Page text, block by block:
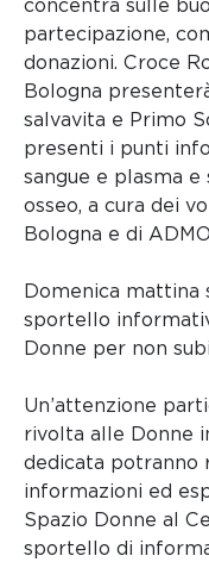
concentra sulle
partecipazione,
donazioni. Croce
Bologna
salvavita e Primo
presenti i punti
sangue e plasma
osseo, a cura dei
Bologna e di
Domenica mattina
sportello
Donne per non
Un’attenzione
rivolta alle Donne
dedicata potranno
informazioni ed
Spazio Donne al
sportello di